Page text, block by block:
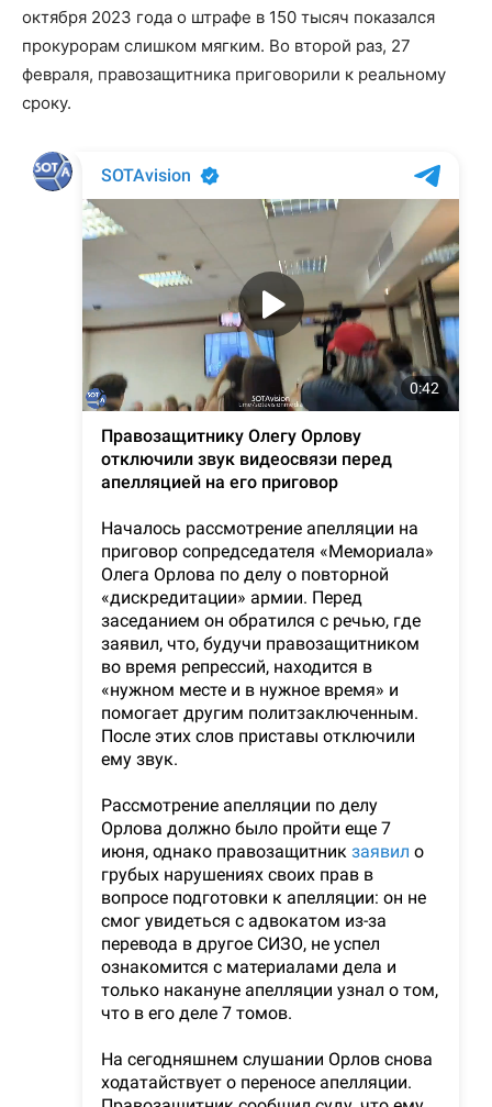
октября 2023 года о штрафе в 150 тысяч показался
прокурорам слишком мягким. Во второй раз, 27
февраля, правозащитника приговорили к реальному
сроку.